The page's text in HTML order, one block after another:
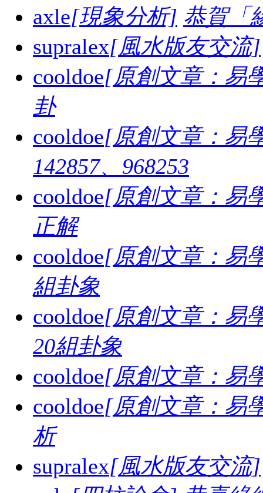
axle[現象分析] 恭賀「
supralex[風水版友交流]
cooldoe[原創文章：易
卦
cooldoe[原創文章：易
142857、968253
cooldoe[原創文章：易
正解
cooldoe[原創文章：易
組卦象
cooldoe[原創文章：易
20組卦象
cooldoe[原創文章：易
cooldoe[原創文章：易
析
supralex[風水版友交流]